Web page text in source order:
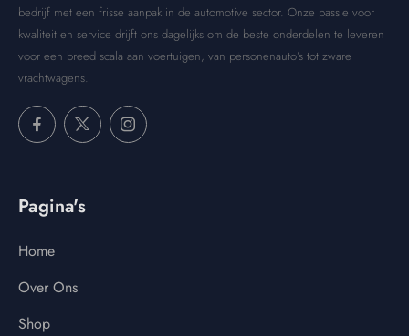
bedrijf met een frisse aanpak in de automotive sector. Onze passie voor
kwaliteit en service drijft ons dagelijks om de beste onderdelen te leveren
voor een breed scala aan voertuigen, van personenauto’s tot zware
vrachtwagens.
Pagina's
Home
Over Ons
Shop